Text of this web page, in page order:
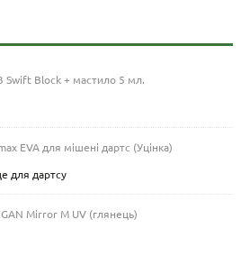
Swift Block + мастило 5 мл.
EVA для мішені дартс (Уцінка)
для дартсу
Mirror M UV (глянець)